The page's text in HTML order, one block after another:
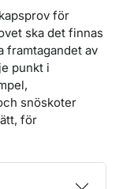
för
ska det finnas
framtagandet av
punkt i
snöskoter
för